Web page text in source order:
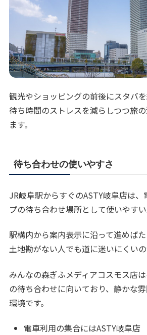
観光やショッピングの前後にスタバを
待ち時間のストレスを減らしつつ旅
ます。
待ち合わせの使いやすさ
JR岐阜駅からすぐのASTY岐阜店は
プの待ち合わせ場所として使いやすい
駅構内から案内表示に沿って進めばた
土地勘がない人でも道に迷いにくいの
みんなの森ぎふメディアコスモス店
の待ち合わせに向いており、静かな
環境です。
電車利用の集合にはASTY岐阜店